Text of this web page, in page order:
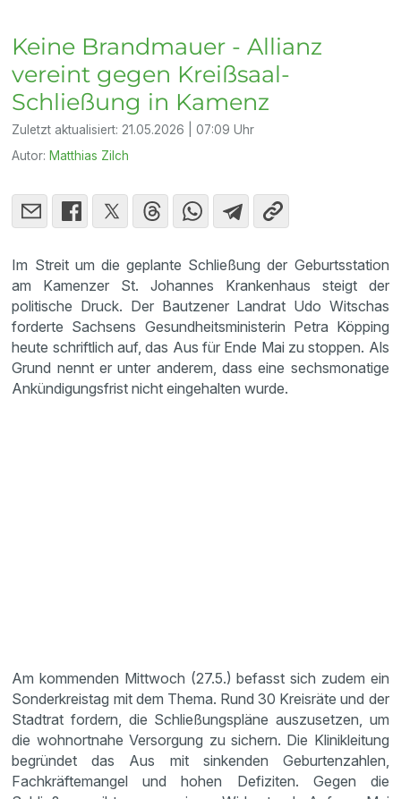
Keine Brandmauer - Allianz
vereint gegen Kreißsaal-
Schließung in Kamenz
Zuletzt aktualisiert: 21.05.2026 | 07:09 Uhr
Autor: Matthias Zilch
Im Streit um die geplante Schließung der Geburtsstation
am Kamenzer St. Johannes Krankenhaus steigt der
politische Druck. Der Bautzener Landrat Udo Witschas
forderte Sachsens Gesundheitsministerin Petra Köpping
heute schriftlich auf, das Aus für Ende Mai zu stoppen. Als
Grund nennt er unter anderem, dass eine sechsmonatige
Ankündigungsfrist nicht eingehalten wurde.
Am kommenden Mittwoch (27.5.) befasst sich zudem ein
Sonderkreistag mit dem Thema. Rund 30 Kreisräte und der
Stadtrat fordern, die Schließungspläne auszusetzen, um
die wohnortnahe Versorgung zu sichern. Die Klinikleitung
begründet das Aus mit sinkenden Geburtenzahlen,
Fachkräftemangel und hohen Defiziten. Gegen die